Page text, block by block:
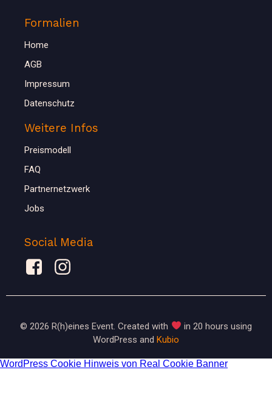
Formalien
Home
AGB
Impressum
Datenschutz
Weitere Infos
Preismodell
FAQ
Partnernetzwerk
Jobs
Social Media
© 2026 R(h)eines Event. Created with
in 20 hours using
WordPress and Kubio
WordPress Cookie Hinweis von Real Cookie Banner